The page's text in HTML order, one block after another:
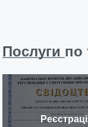
Послуги по